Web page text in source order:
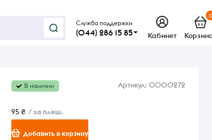
Служба поддержки
(044) 286 15 85 Кабинет
В наличии Артикул: 0000272
95 ₴ / за пляш.
Добавить в корзину